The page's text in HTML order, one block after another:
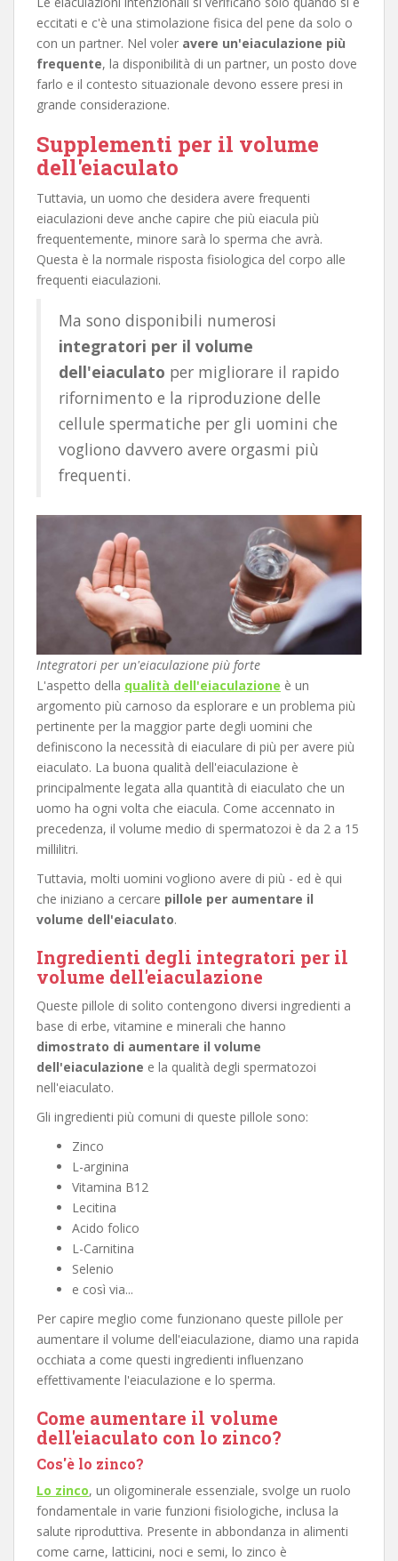
eccitati e c'è una stimolazione fisica del pene da solo o
con un partner. Nel voler avere un'eiaculazione più
frequente, la disponibilità di un partner, un posto dove
farlo e il contesto situazionale devono essere presi in
grande considerazione.
Supplementi per il volume
dell'eiaculato
Tuttavia, un uomo che desidera avere frequenti
eiaculazioni deve anche capire che più eiacula più
frequentemente, minore sarà lo sperma che avrà.
Questa è la normale risposta fisiologica del corpo alle
frequenti eiaculazioni.
Ma sono disponibili numerosi
integratori per il volume
dell'eiaculato per migliorare il rapido
rifornimento e la riproduzione delle
cellule spermatiche per gli uomini che
vogliono davvero avere orgasmi più
frequenti.
Integratori per un'eiaculazione più forte
L'aspetto della qualità dell'eiaculazione è un
argomento più carnoso da esplorare e un problema più
pertinente per la maggior parte degli uomini che
definiscono la necessità di eiaculare di più per avere più
eiaculato. La buona qualità dell'eiaculazione è
principalmente legata alla quantità di eiaculato che un
uomo ha ogni volta che eiacula. Come accennato in
precedenza, il volume medio di spermatozoi è da 2 a 15
millilitri.
Tuttavia, molti uomini vogliono avere di più - ed è qui
che iniziano a cercare pillole per aumentare il
volume dell'eiaculato.
Ingredienti degli integratori per il
volume dell'eiaculazione
Queste pillole di solito contengono diversi ingredienti a
base di erbe, vitamine e minerali che hanno
dimostrato di aumentare il volume
dell'eiaculazione e la qualità degli spermatozoi
nell'eiaculato.
Gli ingredienti più comuni di queste pillole sono:
Zinco
L-arginina
Vitamina B12
Lecitina
Acido folico
L-Carnitina
Selenio
e così via...
Per capire meglio come funzionano queste pillole per
aumentare il volume dell'eiaculazione, diamo una rapida
occhiata a come questi ingredienti influenzano
effettivamente l'eiaculazione e lo sperma.
Come aumentare il volume
dell'eiaculato con lo zinco?
Cos'è lo zinco?
Lo zinco, un oligominerale essenziale, svolge un ruolo
fondamentale in varie funzioni fisiologiche, inclusa la
salute riproduttiva. Presente in abbondanza in alimenti
come carne, latticini, noci e semi, lo zinco è